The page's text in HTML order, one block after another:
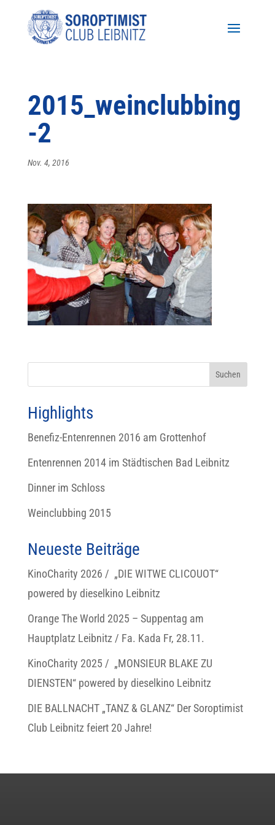
2015_weinclubbing
-2
Nov. 4, 2016
Highlights
Benefiz-Entenrennen 2016 am Grottenhof
Entenrennen 2014 im Städtischen Bad Leibnitz
Dinner im Schloss
Weinclubbing 2015
Neueste Beiträge
KinoCharity 2026 / „DIE WITWE CLICOUOT“
powered by dieselkino Leibnitz
Orange The World 2025 – Suppentag am
Hauptplatz Leibnitz / Fa. Kada Fr, 28.11.
KinoCharity 2025 / „MONSIEUR BLAKE ZU
DIENSTEN“ powered by dieselkino Leibnitz
DIE BALLNACHT „TANZ & GLANZ“ Der Soroptimist
Club Leibnitz feiert 20 Jahre!